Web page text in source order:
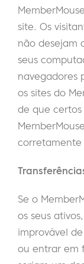
site. Os
não desejam
seus
navegadores
os sites do
de que certos
corretamente
Se o
os seus
improvável
ou entrar em